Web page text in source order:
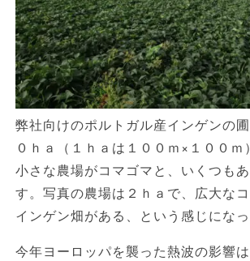
弊社向けのポルトガル産インゲンの
０ｈａ（１ｈａは１００ｍ×１００ｍ
小さな農場がコマゴマと、いくつも
す。写真の農場は２ｈａで、広大な
インゲン畑がある、という感じになっ
今年ヨーロッパを襲った熱波の影響